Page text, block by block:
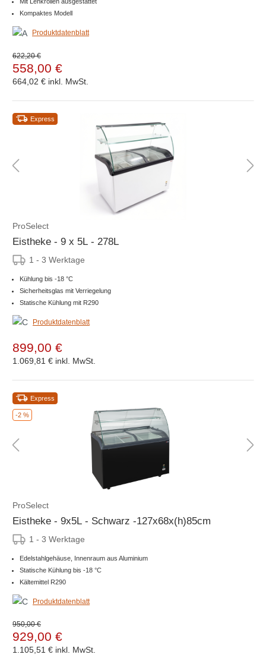
Kompaktes Modell
Produktdatenblatt
622,20 €
558,00 €
664,02 € inkl. MwSt.
Express
ProSelect
Eistheke - 9 x 5L - 278L
1 - 3 Werktage
Kühlung bis -18 °C
Sicherheitsglas mit Verriegelung
Statische Kühlung mit R290
Produktdatenblatt
899,00 €
1.069,81 € inkl. MwSt.
-2 %
Express
ProSelect
Eistheke - 9x5L - Schwarz -127x68x(h)85cm
1 - 3 Werktage
Edelstahlgehäuse, Innenraum aus Aluminium
Statische Kühlung bis -18 °C
Kältemittel R290
Produktdatenblatt
950,00 €
929,00 €
1.105,51 € inkl. MwSt.